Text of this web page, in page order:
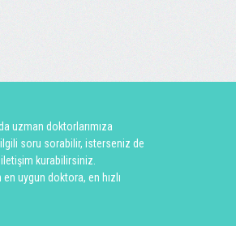
uzman doktorlarımıza
ilgili soru sorabilir, isterseniz de
kurabilirsiniz.
uygun doktora, en hızlı